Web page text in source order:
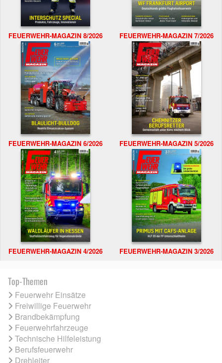
FEUERWEHR-MAGAZIN 8/2026 FEUERWEHR-MAGAZIN 7/2026
FEUERWEHR-MAGAZIN 6/2026 FEUERWEHR-MAGAZIN 5/2026
FEUERWEHR-MAGAZIN 4/2026 FEUERWEHR-MAGAZIN 3/2026
Top-Themen
Feuerwehr Einsätze
Freiwillige Feuerwehr
Brandbekämpfung
Feuerwehrfahrzeuge
Technische Hilfeleistung
Berufsfeuerwehr
Drehleiter